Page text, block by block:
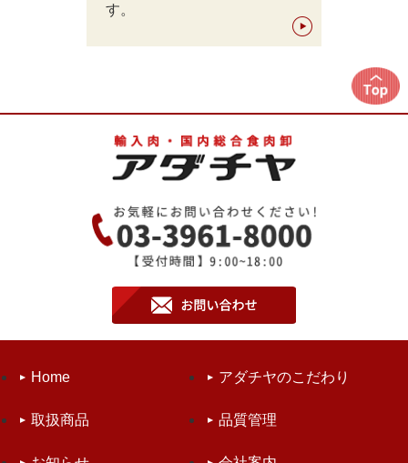
す。
Home アダチヤのこだわり
取扱商品 品質管理